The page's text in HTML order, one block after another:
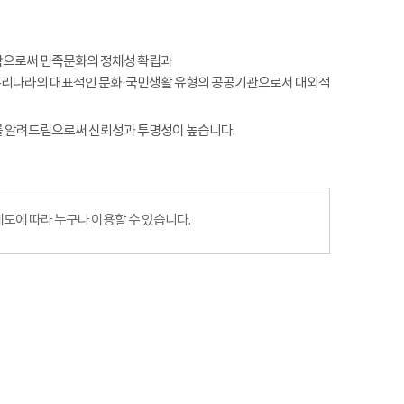
로써 민족문화의 정체성 확립과
나라의 대표적인 문화·국민생활 유형의 공공기관으로서 대외적
려드림으로써 신뢰성과 투명성이 높습니다.
에 따라 누구나 이용할 수 있습니다.